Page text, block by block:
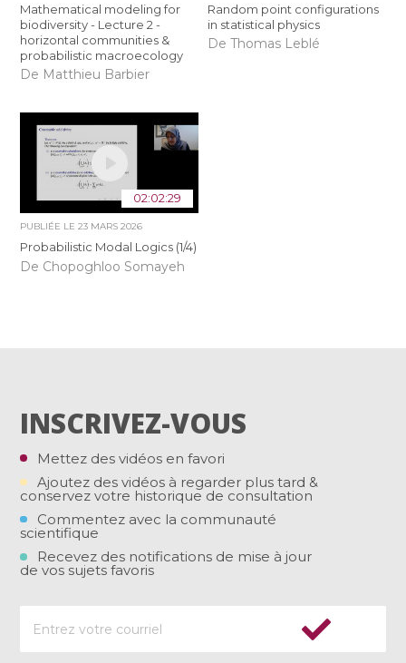
Mathematical modeling for
biodiversity - Lecture 2 -
horizontal communities &
probabilistic macroecology
De Matthieu Barbier
Random point configurations
in statistical physics
De Thomas Leblé
02:02:29
PUBLIÉE LE23 MARS 2026
Probabilistic Modal Logics (1/4)
De Chopoghloo Somayeh
INSCRIVEZ-VOUS
Mettez des vidéos en favori
Ajoutez des vidéos à regarder plus tard &
conservez votre historique de consultation
Commentez avec la communauté
scientifique
Recevez des notifications de mise à jour
de vos sujets favoris